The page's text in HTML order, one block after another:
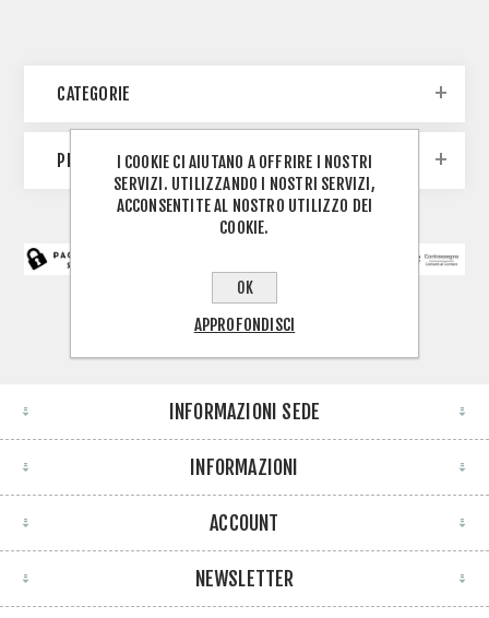
CATEGORIE
PRODUTTORI
INFORMAZIONI SEDE
INFORMAZIONI
ACCOUNT
NEWSLETTER
I COOKIE CI AIUTANO A OFFRIRE I NOSTRI
SERVIZI. UTILIZZANDO I NOSTRI SERVIZI,
ACCONSENTITE AL NOSTRO UTILIZZO DEI
COOKIE.
OK
APPROFONDISCI